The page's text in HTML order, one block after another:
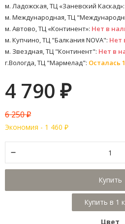
м. Ладожская, ТЦ «Заневский Каскад»:
м. Международная, ТЦ
м. Автово, ТЦ «Континент»: Нет в
м. Купчино, ТЦ "Балкания NOVA": Нет
м. Звездная, ТЦ "Континент": Нет в
г.Вологда, ТЦ "Мармелад": Осталась
4 790 ₽
6 250₽
Экономия - 1 460 ₽
Купить
Цвет